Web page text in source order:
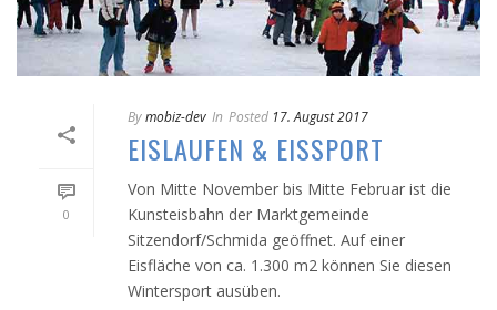
0
Bymobiz-dev In Posted 17. August 2017
EISLAUFEN & EISSPORT
Von Mitte November bis Mitte Februar ist die
Kunsteisbahn der Marktgemeinde
Sitzendorf/Schmida geöffnet. Auf einer
Eisfläche von ca. 1.300 m2 können Sie diesen
Wintersport ausüben.